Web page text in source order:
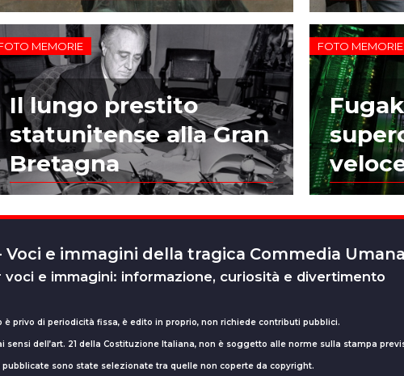
MEMORIE
Il lungo prestito
statunitense alla Gran
Bretagna
FOTO MEMORIE
Voci e immagini della tragica Commedia Umana
voci e immagini: informazione, curiosità e divertimento
è privo di periodicità fissa, è edito in proprio, non richiede contributi pubblici.
sensi dell’art. 21 della Costituzione Italiana, non è soggetto alle norme sulla stampa
pubblicate sono state selezionate tra quelle non coperte da copyright.